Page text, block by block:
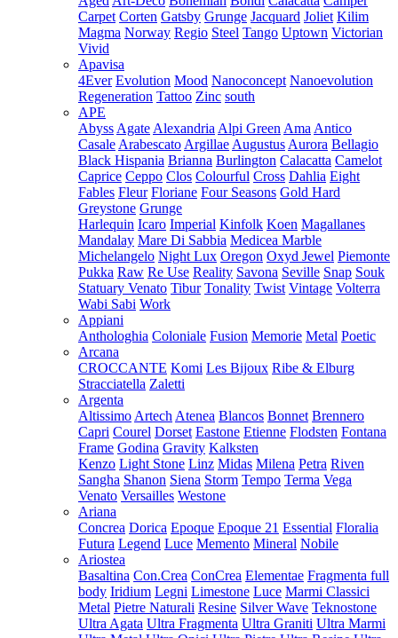
Carpet Corten Gatsby Grunge Jacquard Joliet Kilim
Magma Norway Regio Steel Tango Uptown Victorian
Vivid
Apavisa
4Ever Evolution Mood Nanoconcept Nanoevolution
Regeneration Tattoo Zinc south
APE
Abyss Agate Alexandria Alpi Green Ama Antico
Casale Arabescato Argillae Augustus Aurora Bellagio
Black Hispania Brianna Burlington Calacatta Camelot
Caprice Ceppo Clos Colourful Cross Dahlia Eight
Fables Fleur Floriane Four Seasons Gold Hard
Greystone Grunge
Harlequin Icaro Imperial Kinfolk Koen Magallanes
Mandalay Mare Di Sabbia Medicea Marble
Michelangelo Night Lux Oregon Oxyd Jewel Piemonte
Pukka Raw Re Use Reality Savona Seville Snap Souk
Statuary Venato Tibur Tonality Twist Vintage Volterra
Wabi Sabi Work
Appiani
Anthologhia Coloniale Fusion Memorie Metal Poetic
Arcana
CROCCANTE Komi Les Bijoux Ribe & Elburg
Stracciatella Zaletti
Argenta
Altissimo Artech Atenea Blancos Bonnet Brennero
Capri Courel Dorset Eastone Etienne Flodsten Fontana
Frame Godina Gravity Kalksten
Kenzo Light Stone Linz Midas Milena Petra Riven
Sangha Shanon Siena Storm Tempo Terma Vega
Venato Versailles Westone
Ariana
Concrea Dorica Epoque Epoque 21 Essential Floralia
Futura Legend Luce Memento Mineral Nobile
Ariostea
Basaltina Con.Crea ConCrea Elementae Fragmenta full
body Iridium Legni Limestone Luce Marmi Classici
Metal Pietre Naturali Resine Silver Wave Teknostone
Ultra Agata Ultra Fragmenta Ultra Graniti Ultra Marmi